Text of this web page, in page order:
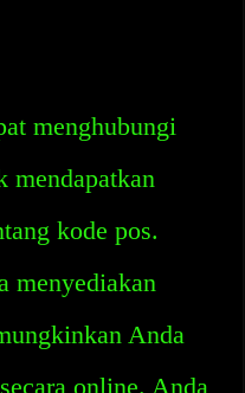
menghubungi
mendapatkan
kode pos.
menyediakan
Anda
online. Anda